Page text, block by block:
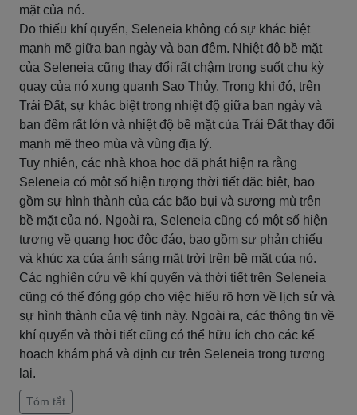
mặt của nó.
Do thiếu khí quyển, Seleneia không có sự khác biệt
mạnh mẽ giữa ban ngày và ban đêm. Nhiệt độ bề mặt
của Seleneia cũng thay đổi rất chậm trong suốt chu kỳ
quay của nó xung quanh Sao Thủy. Trong khi đó, trên
Trái Đất, sự khác biệt trong nhiệt độ giữa ban ngày và
ban đêm rất lớn và nhiệt độ bề mặt của Trái Đất thay đổi
mạnh mẽ theo mùa và vùng địa lý.
Tuy nhiên, các nhà khoa học đã phát hiện ra rằng
Seleneia có một số hiện tượng thời tiết đặc biệt, bao
gồm sự hình thành của các bão bụi và sương mù trên
bề mặt của nó. Ngoài ra, Seleneia cũng có một số hiện
tượng về quang học độc đáo, bao gồm sự phản chiếu
và khúc xạ của ánh sáng mặt trời trên bề mặt của nó.
Các nghiên cứu về khí quyển và thời tiết trên Seleneia
cũng có thể đóng góp cho việc hiểu rõ hơn về lịch sử và
sự hình thành của vệ tinh này. Ngoài ra, các thông tin về
khí quyển và thời tiết cũng có thể hữu ích cho các kế
hoạch khám phá và định cư trên Seleneia trong tương
lai.
Tóm tắt